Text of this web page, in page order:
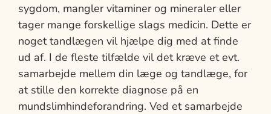
sygdom, mangler vitaminer og mineraler eller
tager mange forskellige slags medicin. Dette er
noget tandlægen vil hjælpe dig med at finde
ud af. I de fleste tilfælde vil det kræve et evt.
samarbejde mellem din læge og tandlæge, for
at stille den korrekte diagnose på en
mundslimhindeforandring. Ved et samarbejde